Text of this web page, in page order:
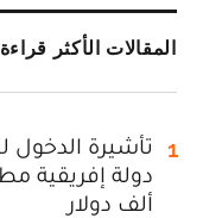
المقالات الأكثر قراءة
1
ألف دولار